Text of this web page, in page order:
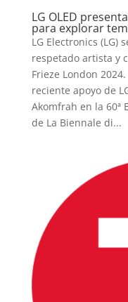
LG OLED
para explorar
LG Electronics (LG)
respetado artista y
Frieze London
reciente apoyo de
Akomfrah en la 60ª
de La Biennale di...